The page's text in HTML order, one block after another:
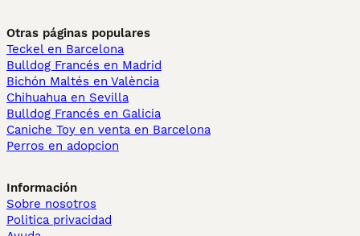
Otras páginas populares
Teckel en Barcelona
Bulldog Francés en Madrid
Bichón Maltés en València
Chihuahua en Sevilla
Bulldog Francés en Galicia
Caniche Toy en venta en Barcelona
Perros en adopcion
Información
Sobre nosotros
Politica privacidad